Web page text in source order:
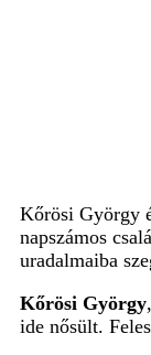
Kőrösi György
napszámos
uradalmaiba
Kőrösi György
ide nősült.